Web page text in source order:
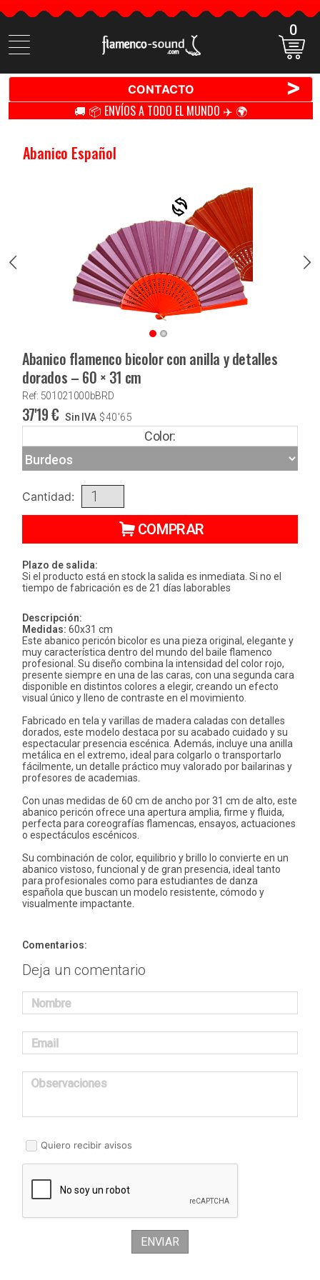
Buscar
productos
0
CONTACTO >
🚚 📦 ENVÍOS A TODO EL MUNDO ✈️ 🌍
Abanico Español
Abanico flamenco bicolor con anilla y detalles
dorados – 60 × 31 cm
Ref: 501021000bBRD
37'19€ Sin IVA $40'65
Color:
Cantidad:
COMPRAR
Plazo de salida:
Si el producto está en stock la salida es inmediata. Si no el
tiempo de fabricación es de 21 días laborables
Descripción:
Medidas: 60x31 cm
Este abanico pericón bicolor es una pieza original, elegante y
muy característica dentro del mundo del baile flamenco
profesional. Su diseño combina la intensidad del color rojo,
presente siempre en una de las caras, con una segunda cara
disponible en distintos colores a elegir, creando un efecto
visual único y lleno de contraste en el movimiento.
Fabricado en tela y varillas de madera caladas con detalles
dorados, este modelo destaca por su acabado cuidado y su
espectacular presencia escénica. Además, incluye una anilla
metálica en el extremo, ideal para colgarlo o transportarlo
fácilmente, un detalle práctico muy valorado por bailarinas y
profesores de academias.
Con unas medidas de 60 cm de ancho por 31 cm de alto, este
abanico pericón ofrece una apertura amplia, firme y fluida,
perfecta para coreografías flamencas, ensayos, actuaciones
o espectáculos escénicos.
Su combinación de color, equilibrio y brillo lo convierte en un
abanico vistoso, funcional y de gran presencia, ideal tanto
para profesionales como para estudiantes de danza
española que buscan un modelo resistente, cómodo y
visualmente impactante.
Comentarios:
Deja un comentario
Nombre
Email
Observaciones
Quiero recibir avisos
ENVIAR